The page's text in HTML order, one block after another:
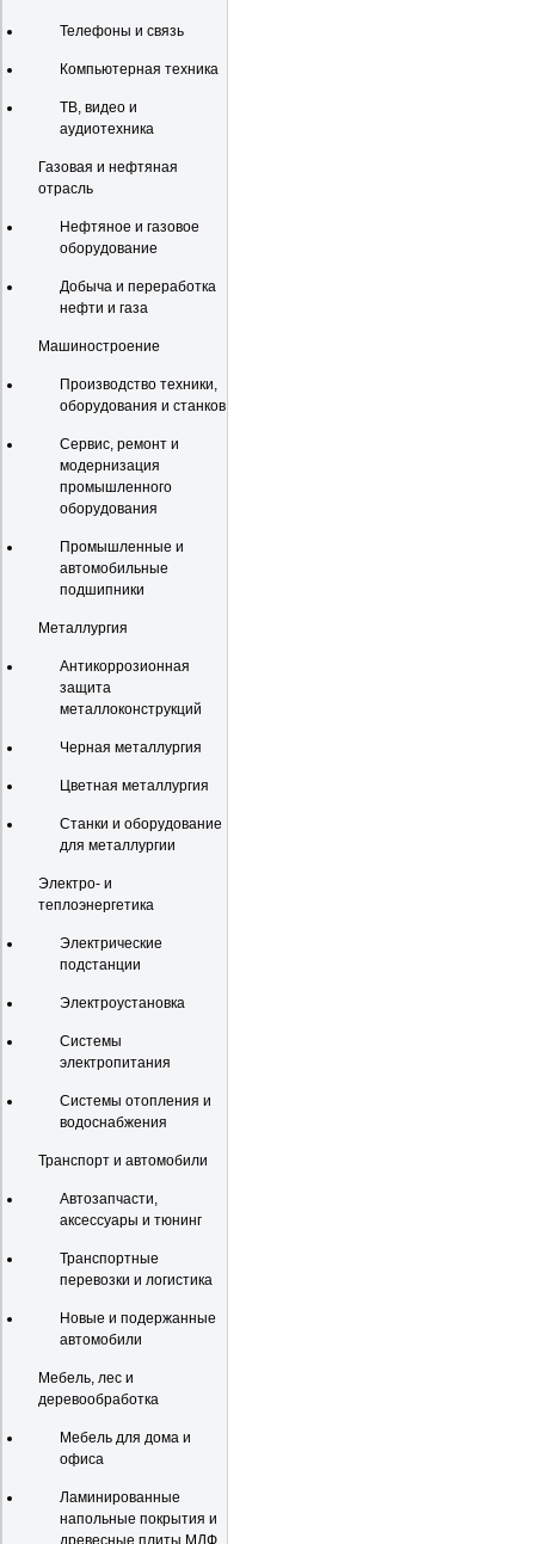
Телефоны и связь
Компьютерная техника
ТВ, видео и
аудиотехника
Газовая и нефтяная
отрасль
Нефтяное и газовое
оборудование
Добыча и переработка
нефти и газа
Машиностроение
Производство техники,
оборудования и станков
Сервис, ремонт и
модернизация
промышленного
оборудования
Промышленные и
автомобильные
подшипники
Металлургия
Антикоррозионная
защита
металлоконструкций
Черная металлургия
Цветная металлургия
Станки и оборудование
для металлургии
Электро- и
теплоэнергетика
Электрические
подстанции
Электроустановка
Системы
электропитания
Системы отопления и
водоснабжения
Транспорт и автомобили
Автозапчасти,
аксессуары и тюнинг
Транспортные
перевозки и логистика
Новые и подержанные
автомобили
Мебель, лес и
деревообработка
Мебель для дома и
офиса
Ламинированные
напольные покрытия и
древесные плиты МДФ,